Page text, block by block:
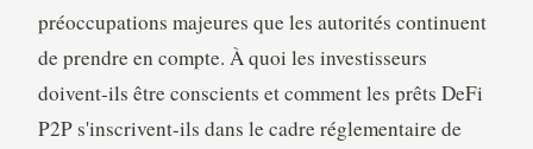
préoccupations majeures que les autorités continuent
de prendre en compte. À quoi les investisseurs
doivent-ils être conscients et comment les prêts DeFi
P2P s'inscrivent-ils dans le cadre réglementaire de